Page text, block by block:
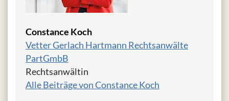
Constance Koch
Vetter Gerlach Hartmann Rechtsanwälte
PartGmbB
Rechtsanwältin
Alle Beiträge von Constance Koch